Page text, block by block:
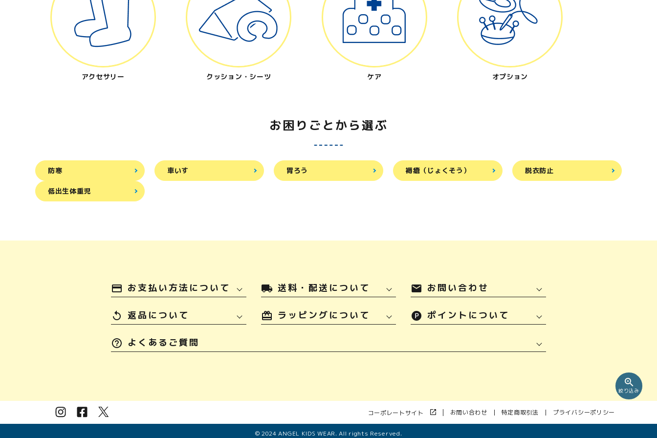
zoom_in
絞り込み
アクセサリー クッション・シーツ ケア オプション
お困りごとから選ぶ
防寒 車いす 胃ろう 褥瘡（じょくそう） 脱衣防止
低出生体重児
payment お支払い方法について local_shipping 送料・配送について mail お問い合わせ
replay 返品について ラッピングについて ポイントについて
よくあるご質問
コーポレートサイト お問い合わせ 特定商取引法 プライバシーポリシー
© 2024 ANGEL KIDS WEAR. All rights Reserved.